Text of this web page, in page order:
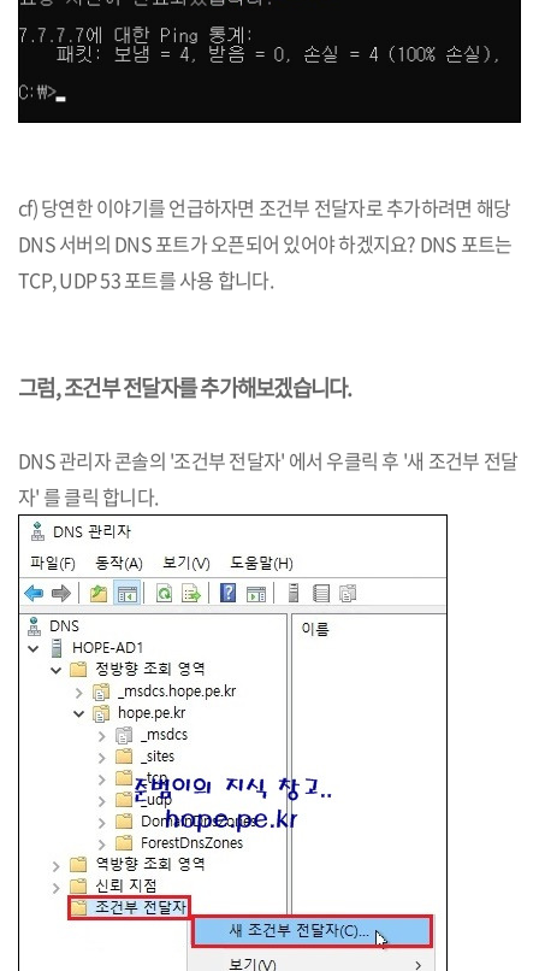
cf) 당연한 이야기를 언급하자면 조건부 전달자로 추가하려면 해당
DNS 서버의 DNS 포트가 오픈되어 있어야 하겠지요? DNS 포트는
TCP, UDP 53 포트를 사용 합니다.
그럼, 조건부 전달자를 추가해보겠습니다.
DNS 관리자 콘솔의 '조건부 전달자' 에서 우클릭 후 '새 조건부 전달
자' 를 클릭 합니다.